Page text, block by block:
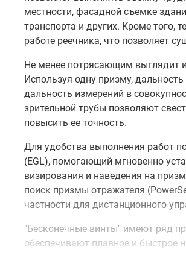
местности, фасадной съемке
транспорта и других. Кроме того,
работе реечника, что позволяет
Не менее потрясающим выглядит
Используя одну призму,
дальность измерений в
зрительной трубы позволяют
повысить ее точность.
Для удобства выполнения работ
(EGL), помогающий мгновенно
визирования и наведения на
поиск призмы отражателя
частности для дистанционного
"Бесконечные винты" имеют ряд
обеспечивают плавное и быстрое